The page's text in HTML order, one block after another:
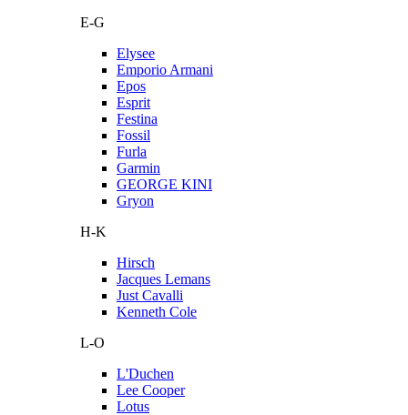
E-G
Elysee
Emporio Armani
Epos
Esprit
Festina
Fossil
Furla
Garmin
GEORGE KINI
Gryon
H-K
Hirsch
Jacques Lemans
Just Cavalli
Kenneth Cole
L-O
L'Duchen
Lee Cooper
Lotus